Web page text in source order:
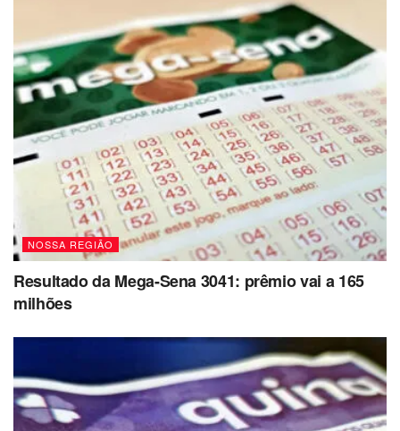
NOSSA REGIÃO
Resultado da Mega-Sena 3041: prêmio vai a 165
milhões